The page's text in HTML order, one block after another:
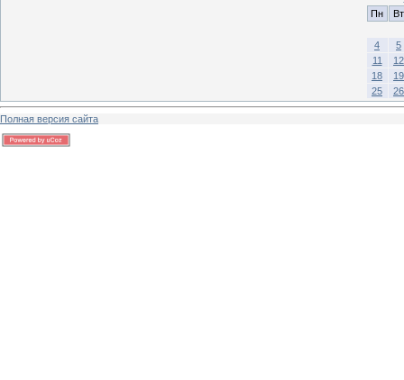
Пн
Вт
4
5
11
12
18
19
25
26
Полная версия сайта